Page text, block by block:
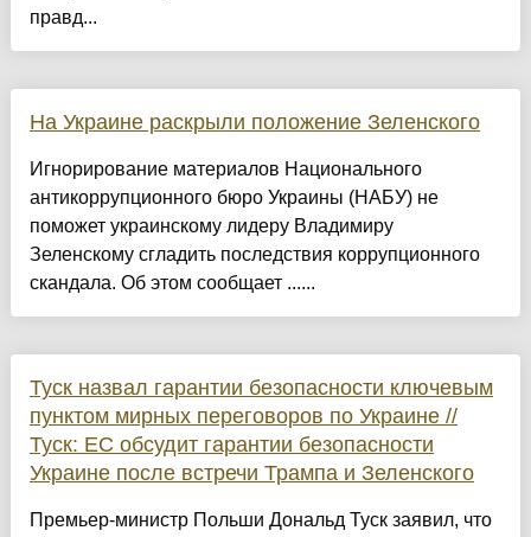
правд...
На Украине раскрыли положение Зеленского
Игнорирование материалов Национального
антикоррупционного бюро Украины (НАБУ) не
поможет украинскому лидеру Владимиру
Зеленскому сгладить последствия коррупционного
скандала. Об этом сообщает ......
Туск назвал гарантии безопасности ключевым
пунктом мирных переговоров по Украине //
Туск: ЕС обсудит гарантии безопасности
Украине после встречи Трампа и Зеленского
Премьер-министр Польши Дональд Туск заявил, что